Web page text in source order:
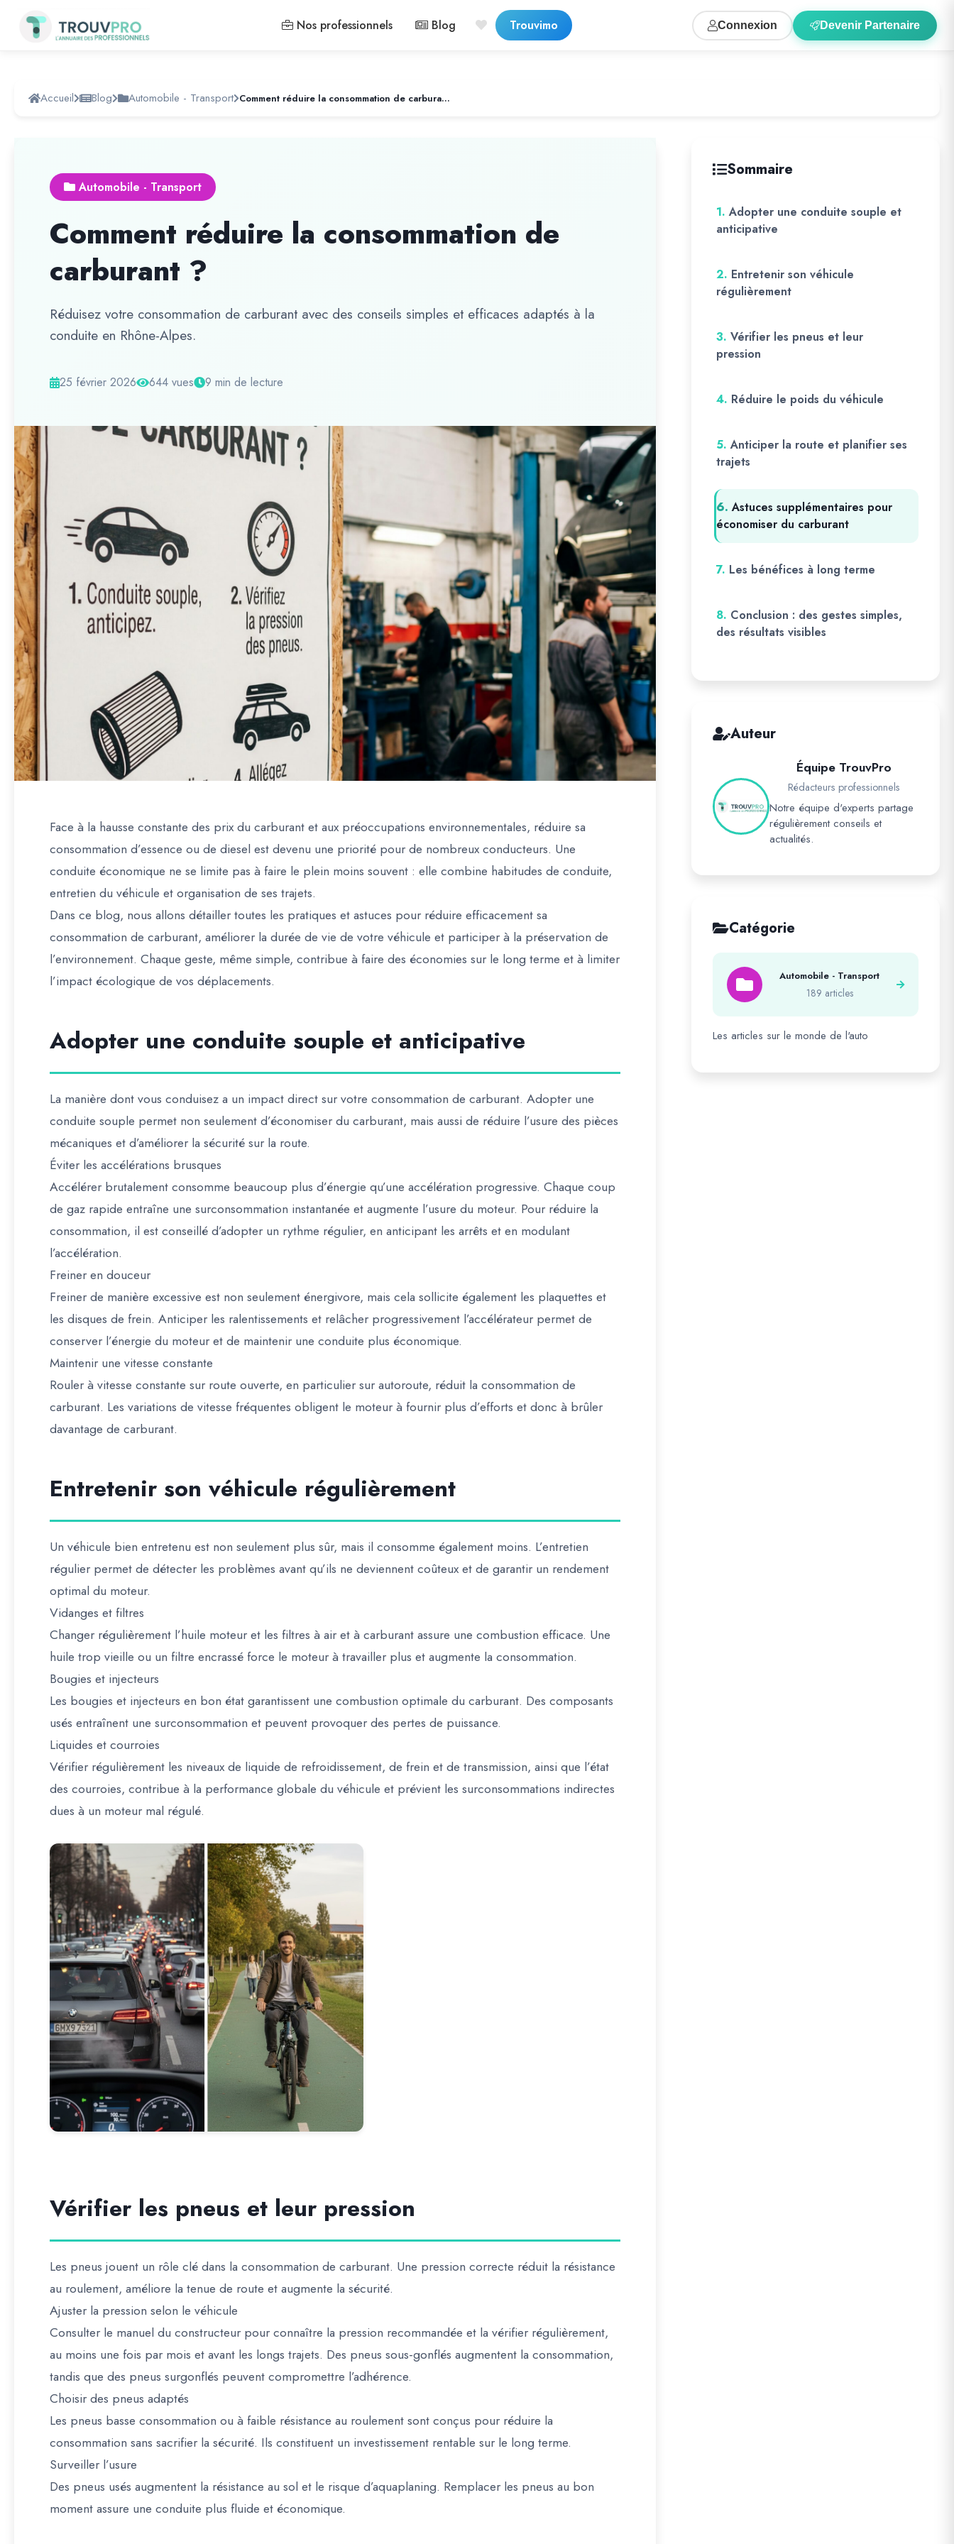
Nos professionnels Blog Trouvimo Connexion Devenir Partenaire
Accueil Blog Automobile - Transport Comment réduire la consommation de carburant ?
Automobile - Transport
Comment réduire la consommation de
carburant ?
Réduisez votre consommation de carburant avec des conseils simples et efficaces adaptés à la
conduite en Rhône-Alpes.
25 février 2026 644 vues 9 min de lecture
Face à la hausse constante des prix du carburant et aux préoccupations environnementales, réduire sa
consommation d’essence ou de diesel est devenu une priorité pour de nombreux conducteurs. Une
conduite économique ne se limite pas à faire le plein moins souvent : elle combine habitudes de conduite,
entretien du véhicule et organisation de ses trajets.
Dans ce blog, nous allons détailler toutes les pratiques et astuces pour réduire efficacement sa
consommation de carburant, améliorer la durée de vie de votre véhicule et participer à la préservation de
l’environnement. Chaque geste, même simple, contribue à faire des économies sur le long terme et à limiter
l’impact écologique de vos déplacements.
Adopter une conduite souple et anticipative
La manière dont vous conduisez a un impact direct sur votre consommation de carburant. Adopter une
conduite souple permet non seulement d’économiser du carburant, mais aussi de réduire l’usure des pièces
mécaniques et d’améliorer la sécurité sur la route.
Éviter les accélérations brusques
Accélérer brutalement consomme beaucoup plus d’énergie qu’une accélération progressive. Chaque coup
de gaz rapide entraîne une surconsommation instantanée et augmente l’usure du moteur. Pour réduire la
consommation, il est conseillé d’adopter un rythme régulier, en anticipant les arrêts et en modulant
l’accélération.
Freiner en douceur
Freiner de manière excessive est non seulement énergivore, mais cela sollicite également les plaquettes et
les disques de frein. Anticiper les ralentissements et relâcher progressivement l’accélérateur permet de
conserver l’énergie du moteur et de maintenir une conduite plus économique.
Maintenir une vitesse constante
Rouler à vitesse constante sur route ouverte, en particulier sur autoroute, réduit la consommation de
carburant. Les variations de vitesse fréquentes obligent le moteur à fournir plus d’efforts et donc à brûler
davantage de carburant.
Entretenir son véhicule régulièrement
Un véhicule bien entretenu est non seulement plus sûr, mais il consomme également moins. L’entretien
régulier permet de détecter les problèmes avant qu’ils ne deviennent coûteux et de garantir un rendement
optimal du moteur.
Vidanges et filtres
Changer régulièrement l’huile moteur et les filtres à air et à carburant assure une combustion efficace. Une
huile trop vieille ou un filtre encrassé force le moteur à travailler plus et augmente la consommation.
Bougies et injecteurs
Les bougies et injecteurs en bon état garantissent une combustion optimale du carburant. Des composants
usés entraînent une surconsommation et peuvent provoquer des pertes de puissance.
Liquides et courroies
Vérifier régulièrement les niveaux de liquide de refroidissement, de frein et de transmission, ainsi que l’état
des courroies, contribue à la performance globale du véhicule et prévient les surconsommations indirectes
dues à un moteur mal régulé.
Vérifier les pneus et leur pression
Les pneus jouent un rôle clé dans la consommation de carburant. Une pression correcte réduit la résistance
au roulement, améliore la tenue de route et augmente la sécurité.
Ajuster la pression selon le véhicule
Consulter le manuel du constructeur pour connaître la pression recommandée et la vérifier régulièrement,
au moins une fois par mois et avant les longs trajets. Des pneus sous-gonflés augmentent la consommation,
tandis que des pneus surgonflés peuvent compromettre l’adhérence.
Choisir des pneus adaptés
Les pneus basse consommation ou à faible résistance au roulement sont conçus pour réduire la
consommation sans sacrifier la sécurité. Ils constituent un investissement rentable sur le long terme.
Surveiller l’usure
Des pneus usés augmentent la résistance au sol et le risque d’aquaplaning. Remplacer les pneus au bon
moment assure une conduite plus fluide et économique.
Sommaire
1. Adopter une conduite souple et
anticipative
2. Entretenir son véhicule
régulièrement
3. Vérifier les pneus et leur
pression
4. Réduire le poids du véhicule
5. Anticiper la route et planifier ses
trajets
6. Astuces supplémentaires pour
économiser du carburant
7. Les bénéfices à long terme
8. Conclusion : des gestes simples,
des résultats visibles
Auteur
Équipe TrouvPro
Rédacteurs professionnels
Notre équipe d'experts partage
régulièrement conseils et
actualités.
Catégorie
Automobile - Transport
189 articles
Les articles sur le monde de l'auto